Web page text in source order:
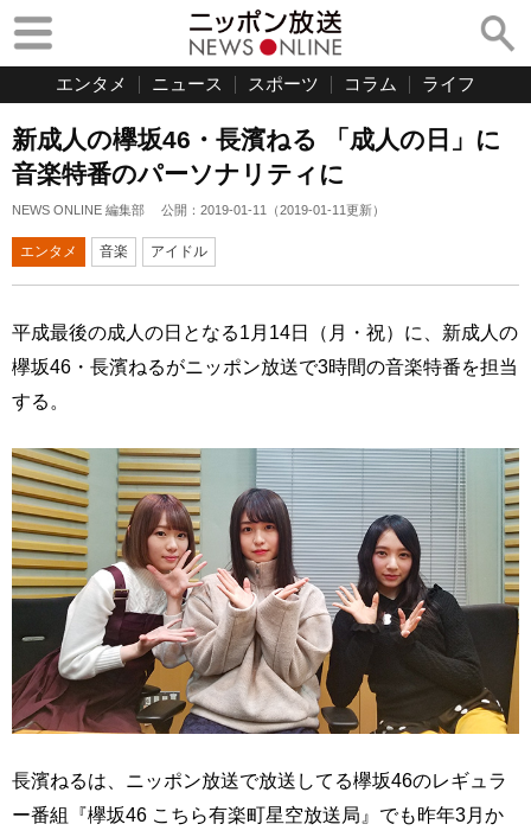
エンタメ ニュース スポーツ コラム ライフ
新成人の欅坂46・長濱ねる 「成人の日」に
音楽特番のパーソナリティに
NEWS ONLINE 編集部 公開： 2019-01-11 （2019-01-11更新）
エンタメ 音楽 アイドル
平成最後の成人の日となる1月14日（月・祝）に、新成人の
欅坂46・長濱ねるがニッポン放送で3時間の音楽特番を担当
する。
長濱ねるは、ニッポン放送で放送してる欅坂46のレギュラ
ー番組『欅坂46 こちら有楽町星空放送局』でも昨年3月か